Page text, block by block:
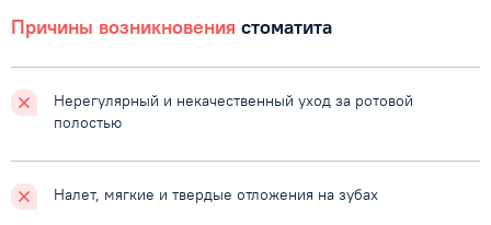
Причины возникновения стоматита
Нерегулярный и некачественный уход за ротовой
полостью
Налет, мягкие и твердые отложения на зубах